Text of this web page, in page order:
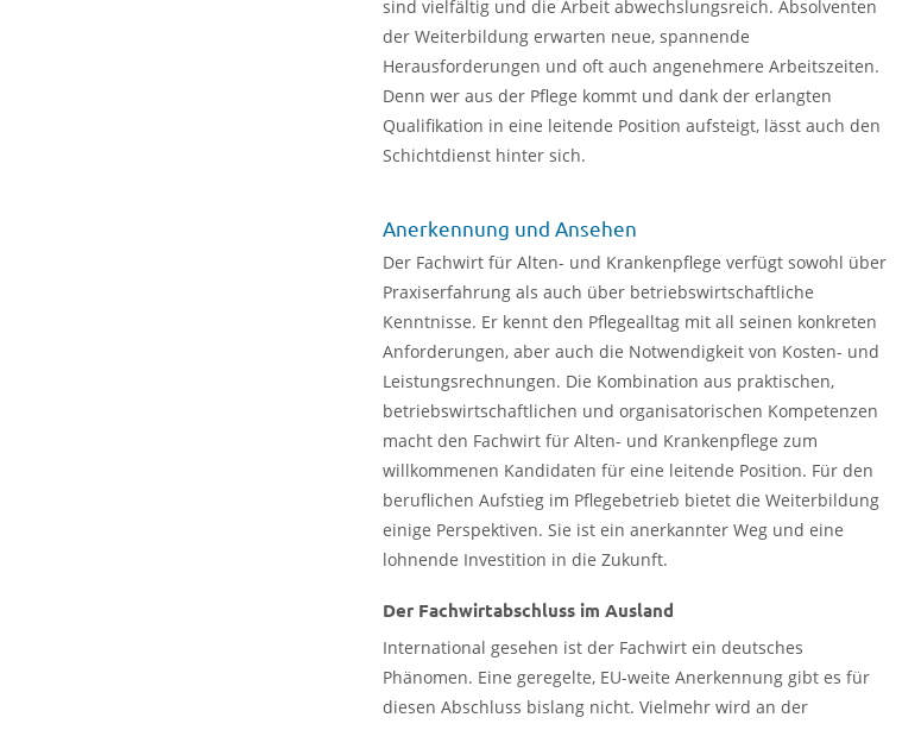
sind vielfältig und die Arbeit abwechslungsreich. Absolventen
der Weiterbildung erwarten neue, spannende
Herausforderungen und oft auch angenehmere Arbeitszeiten.
Denn wer aus der Pflege kommt und dank der erlangten
Qualifikation in eine leitende Position aufsteigt, lässt auch den
Schichtdienst hinter sich.
Anerkennung und Ansehen
Der Fachwirt für Alten- und Krankenpflege verfügt sowohl über
Praxiserfahrung als auch über betriebswirtschaftliche
Kenntnisse. Er kennt den Pflegealltag mit all seinen konkreten
Anforderungen, aber auch die Notwendigkeit von Kosten- und
Leistungsrechnungen. Die Kombination aus praktischen,
betriebswirtschaftlichen und organisatorischen Kompetenzen
macht den Fachwirt für Alten- und Krankenpflege zum
willkommenen Kandidaten für eine leitende Position. Für den
beruflichen Aufstieg im Pflegebetrieb bietet die Weiterbildung
einige Perspektiven. Sie ist ein anerkannter Weg und eine
lohnende Investition in die Zukunft.
Der Fachwirtabschluss im Ausland
International gesehen ist der Fachwirt ein deutsches
Phänomen. Eine geregelte, EU-weite Anerkennung gibt es für
diesen Abschluss bislang nicht. Vielmehr wird an der